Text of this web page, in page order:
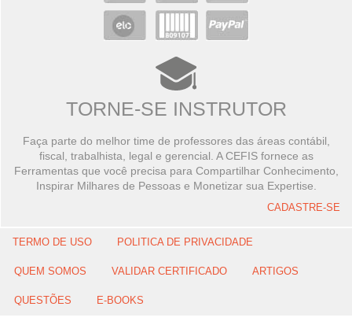
TORNE-SE INSTRUTOR
Faça parte do melhor time de professores das áreas contábil,
fiscal, trabalhista, legal e gerencial. A CEFIS fornece as
Ferramentas que você precisa para Compartilhar Conhecimento,
Inspirar Milhares de Pessoas e Monetizar sua Expertise.
CADASTRE-SE
TERMO DE USO POLITICA DE PRIVACIDADE
QUEM SOMOS VALIDAR CERTIFICADO ARTIGOS
QUESTÕES E-BOOKS